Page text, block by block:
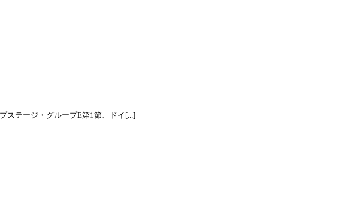
ステージ・グループE第1節、ドイ[...]